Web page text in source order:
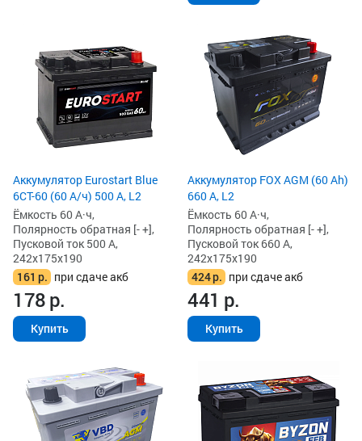
Аккумулятор Eurostart Blue
6CT-60 (60 А/ч) 500 А, L2
Ёмкость 60 А·ч,
Полярность обратная [- +],
Пусковой ток 500 А,
242x175x190
161 р. при сдаче акб
178р.
Купить
Аккумулятор FOX AGM (60 Ah)
660 А, L2
Ёмкость 60 А·ч,
Полярность обратная [- +],
Пусковой ток 660 А,
242x175x190
424р. при сдаче акб
441 р.
Купить